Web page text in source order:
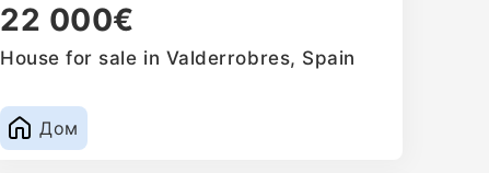
22 000€
House for sale in Valderrobres, Spain
Дом